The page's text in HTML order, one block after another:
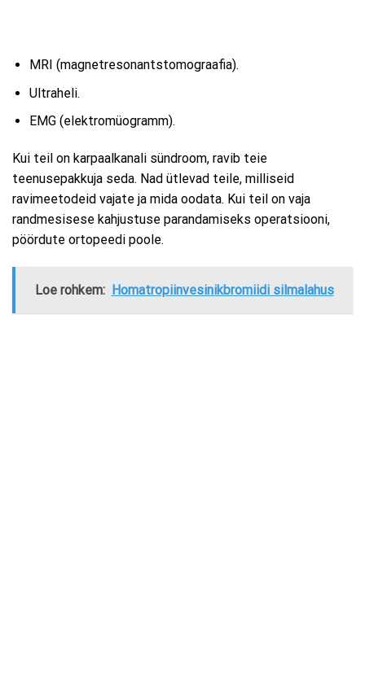
MRI (magnetresonantstomograafia).
Ultraheli.
EMG (elektromüogramm).
Kui teil on karpaalkanali sündroom, ravib teie
teenusepakkuja seda. Nad ütlevad teile, milliseid
ravimeetodeid vajate ja mida oodata. Kui teil on vaja
randmesisese kahjustuse parandamiseks operatsiooni,
pöördute ortopeedi poole.
Loe rohkem: Homatropiinvesinikbromiidi silmalahus